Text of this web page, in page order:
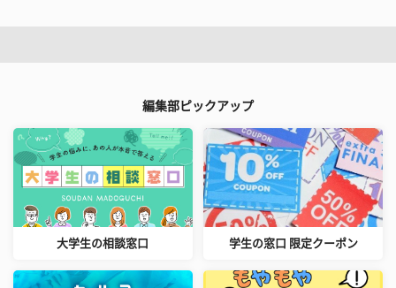
編集部ピックアップ
大学生の相談窓口 学生の窓口 限定クーポン